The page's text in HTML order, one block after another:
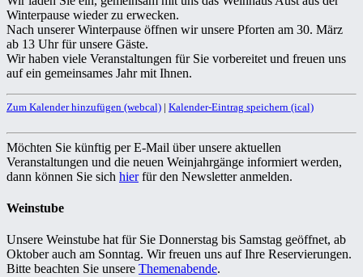
Winterpause wieder zu erwecken.
Nach unserer Winterpause öffnen wir unsere Pforten am 30. März
ab 13 Uhr für unsere Gäste.
Wir haben viele Veranstaltungen für Sie vorbereitet und freuen uns
auf ein gemeinsames Jahr mit Ihnen.
Zum Kalender hinzufügen (webcal) | Kalender-Eintrag speichern (ical)
Möchten Sie künftig per E-Mail über unsere aktuellen
Veranstaltungen und die neuen Weinjahrgänge informiert werden,
dann können Sie sich hierfür den Newsletter anmelden.
Weinstube
Unsere Weinstube hat für Sie Donnerstag bis Samstag geöffnet, ab
Oktober auch am Sonntag. Wir freuen uns auf Ihre Reservierungen.
Bitte beachten Sie unsere Themenabende.